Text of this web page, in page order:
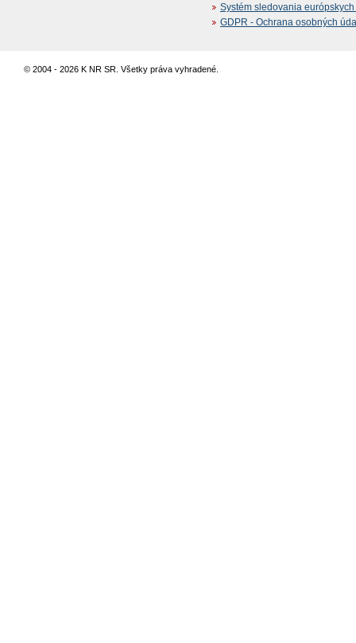
Systém sledovania
GDPR - Ochrana osobných
© 2004 - 2026 K NR SR. Všetky práva vyhradené.